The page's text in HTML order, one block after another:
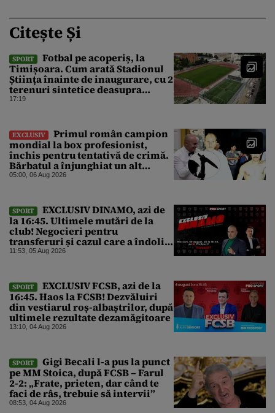
Citește Și
SPORT
Fotbal pe acoperiș, la
Timișoara. Cum arată Stadionul
Știința înainte de inaugurare, cu 2
terenuri sintetice deasupra
tribunei
17:19
EXCLUSIV
Primul român campion
mondial la box profesionist,
închis pentru tentativă de crimă.
Bărbatul a înjunghiat un alt
interlop periculos
05:00, 06 Aug 2026
SPORT
EXCLUSIV DINAMO, azi de
la 16:45. Ultimele mutări de la
club! Negocieri pentru
transferuri și cazul care a îndoliat
Dinamo
11:53, 05 Aug 2026
SPORT
EXCLUSIV FCSB, azi de la
16:45. Haos la FCSB! Dezvăluiri
din vestiarul roș-albaștrilor, după
ultimele rezultate dezamăgitoare
13:10, 04 Aug 2026
SPORT
Gigi Becali l-a pus la punct
pe MM Stoica, după FCSB – Farul
2-2: „Frate, prieten, dar când te
faci de râs, trebuie să intervii”
08:53, 04 Aug 2026